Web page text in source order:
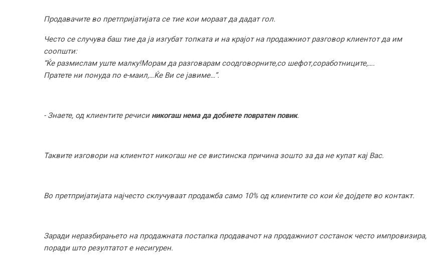
Продавачите во претпријатијата се тие кои мораат да дадат гол.
Често се случува баш тие да ја изгубат топката и на крајот на продажниот разговор клиентот да им
соопшти:
“Ќе размислам уште малку!Морам да разговарам сoодговорните,со шефот,соработниците,….
Пратете ни понуда по е-маил,…Ќе Ви се јавиме…”.
- Знаете, од клиентите речиси никогаш нема да добиете повратен повик.
Таквите изговори на клиентот никогаш не се вистинска причина зошто за да не купат кај Вас.
Во претпријатијата најчесто склучуваат продажба само 10% од клиентите со кои ќе дојдете во контакт.
Заради неразбирањето на продажната постапка продавачот на продажниот состанок често импровизира,
поради што резултатот е несигурен.